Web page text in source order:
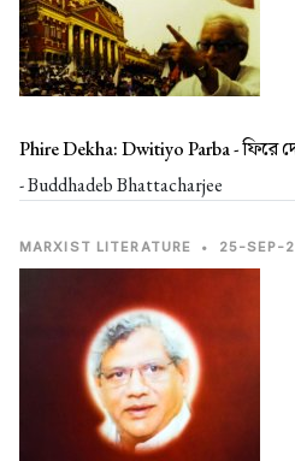
Phire Dekha: Dwitiyo Parba -ফিরে
- Buddhadeb Bhattacharjee
MARXIST LITERATURE • 25-SEP-